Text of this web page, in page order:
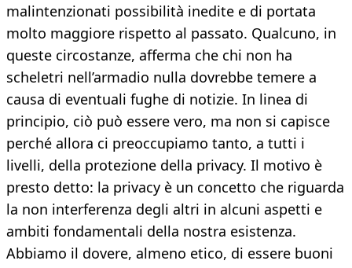
malintenzionati possibilità inedite e di portata
molto maggiore rispetto al passato. Qualcuno, in
queste circostanze, afferma che chi non ha
scheletri nell’armadio nulla dovrebbe temere a
causa di eventuali fughe di notizie. In linea di
principio, ciò può essere vero, ma non si capisce
perché allora ci preoccupiamo tanto, a tutti i
livelli, della protezione della privacy. Il motivo è
presto detto: la privacy è un concetto che riguarda
la non interferenza degli altri in alcuni aspetti e
ambiti fondamentali della nostra esistenza.
Abbiamo il dovere, almeno etico, di essere buoni